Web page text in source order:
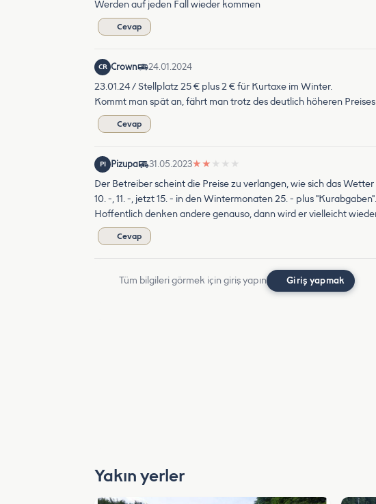
Werden auf jeden Fall wieder kommen
Cevap
CR Crown 24.01.2024
23.01.24 / Stellplatz 25 € plus 2 € für Kurtaxe im Winter.
Kommt man spät an, fährt man trotz des deutlich höheren
Cevap
PI Pizupa 31.05.2023★ ★ ★ ★ ★
Der Betreiber scheint die Preise zu verlangen, wie sich das
10. -, 11. -, jetzt 15. - in den Wintermonaten 25. - plus
Hoffentlich denken andere genauso, dann wird er vielleicht
Cevap
Tüm bilgileri görmek için giriş yapın Giriş yapmak
Yakın yerler